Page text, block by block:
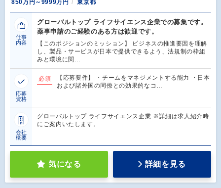
850万円～9999万円 東京都
仕事
内容
グローバルトップ ライフサイエンス企業での募集です。
薬事申請のご経験のある方は歓迎です。
【このポジションのミッション】 ビジネスの推進要因を理解
し、製品・サービスが日本で提供できるよう、法規制の枠組
みと環境に関…
応募
資格
必須
【応募要件】 ・チームをマネジメントする能力 ・日本
および諸外国の同僚との効果的なコ…
会社
概要
グローバルトップ ライフサイエンス企業 ※詳細は求人紹介時
にご案内いたします。
気になる 詳細を見る